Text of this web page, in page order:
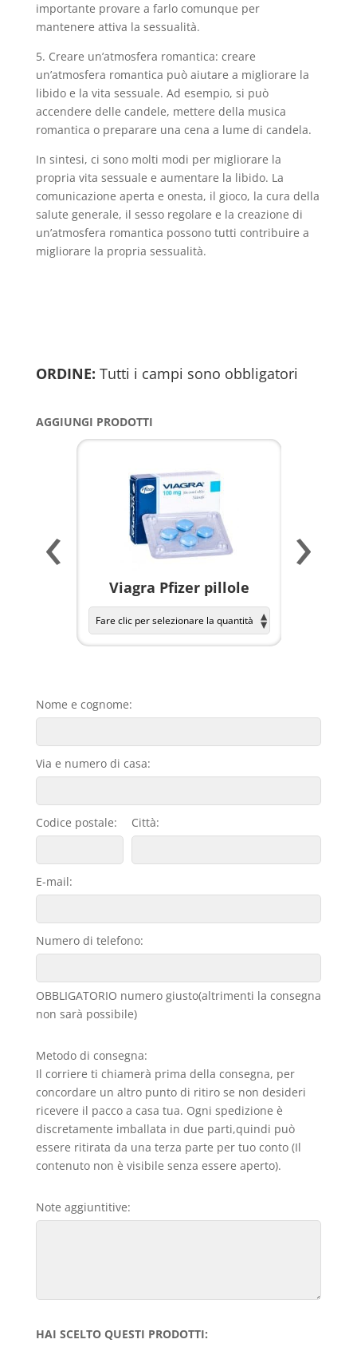
importante provare a farlo comunque per
mantenere attiva la sessualità.
5. Creare un’atmosfera romantica: creare
un’atmosfera romantica può aiutare a migliorare la
libido e la vita sessuale. Ad esempio, si può
accendere delle candele, mettere della musica
romantica o preparare una cena a lume di candela.
In sintesi, ci sono molti modi per migliorare la
propria vita sessuale e aumentare la libido. La
comunicazione aperta e onesta, il gioco, la cura della
salute generale, il sesso regolare e la creazione di
un’atmosfera romantica possono tutti contribuire a
migliorare la propria sessualità.
ORDINE: Tutti i campi sono obbligatori
AGGIUNGI PRODOTTI
Viagra Pfizer pillole
‹ ›
Nome e cognome:
Via e numero di casa:
Codice postale: Città:
E-mail:
Numero di telefono:
OBBLIGATORIO numero giusto(altrimenti la consegna
non sarà possibile)
Metodo di consegna:
Il corriere ti chiamerà prima della consegna, per
concordare un altro punto di ritiro se non desideri
ricevere il pacco a casa tua. Ogni spedizione è
discretamente imballata in due parti,quindi può
essere ritirata da una terza parte per tuo conto (Il
contenuto non è visibile senza essere aperto).
Note aggiuntitive:
HAI SCELTO QUESTI PRODOTTI: